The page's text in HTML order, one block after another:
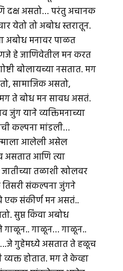
दक्ष असतो… परंतु अचानक
येतो तो अबोध स्तरातून.
अबोध मनावर पाळत
हे जाणिवेतील मन करत
बोलायच्या नसतात. मग
सामाजिक असतो,
ते बोध मन सावध असतं.
जुंग याने व्यक्तिमनाच्या
कल्पना मांडली…
आलेली असेल
असतात आणि त्या
तळाशी खोलवर
संकल्पना जुंगने
एक संकीर्ण मन असतं..
सुप्त किंवा अबोध
गाळून… गाळून..
गुहेमध्ये असतात ते हळूच
होतात. मग ते केव्हा